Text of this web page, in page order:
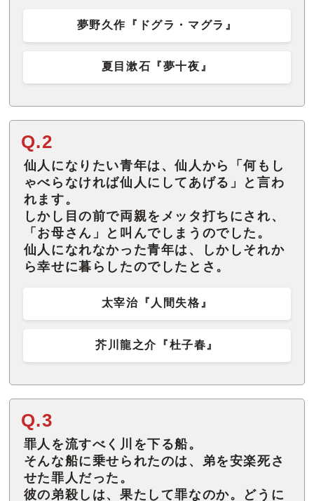
夢野久作『ドグラ・マグラ』
夏目漱石『夢十夜』
Q.2
仙人になりたい青年は、仙人から「何もし
ゃべらなければ仙人にしてあげる」と言わ
れます。
しかし目の前で両親をメッタ打ちにされ、
「お母さん」と叫んでしまうのでした。
仙人になれなかった青年は、しかしそれか
ら幸せに暮らしたのでしたとさ。
太宰治『人間失格』
芥川龍之介『杜子春』
Q.3
罪人を流すべく川を下る船。
そんな船に乗せられたのは、弟を安楽死さ
せた罪人だった。
彼の弟殺しは、果たして罪なのか。どうに